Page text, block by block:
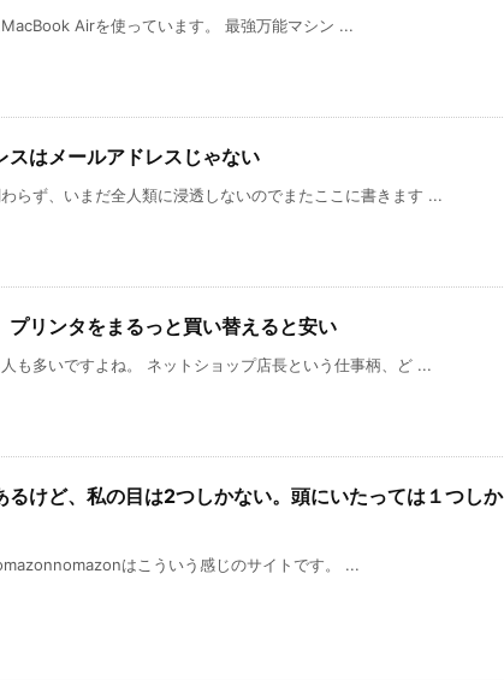
Airを使っています。 最強万能マシン ...
スはメールアドレスじゃない
らず、いまだ全人類に浸透しないのでまたここに書きます ...
プリンタをまるっと買い替えると安い
も多いですよね。 ネットショップ店長という仕事柄、ど ...
るけど、私の目は2つしかない。頭にいたっては１つしか
はこういう感じのサイトです。 ...